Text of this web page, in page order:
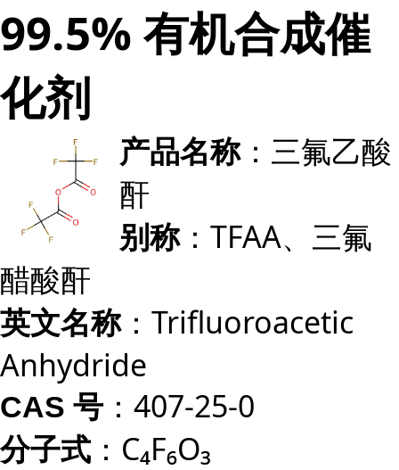
99.5% 有机合成催
化剂
产品名称：三氟乙酸
酐
别称：TFAA、三氟
醋酸酐
英文名称：Trifluoroacetic
Anhydride
CAS 号 ：407-25-0
分子式 ：C₄F₆O₃